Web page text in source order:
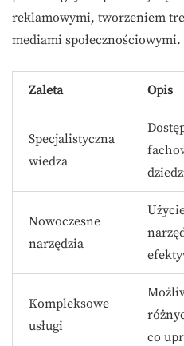
reklamowymi, tworzeniem
mediami społecznościowymi.
Zaleta Opis
Specjalistyczna
wiedza
Nowoczesne
narzędzia
Kompleksowe
usługi
co